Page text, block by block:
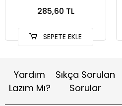
285,60 TL
SEPETE EKLE
Yardım
Lazım Mı?
Sıkça Sorulan
Sorular